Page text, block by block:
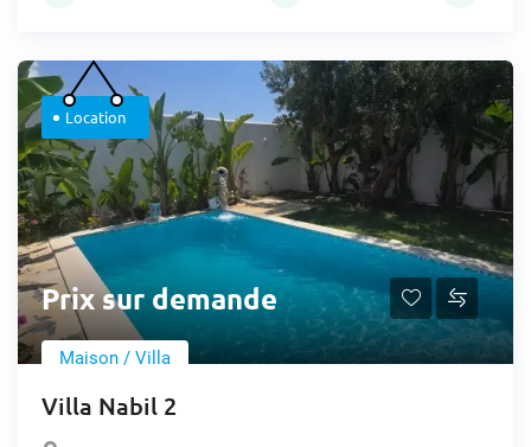
Location
Prix sur demande
Maison / Villa
Villa Nabil 2